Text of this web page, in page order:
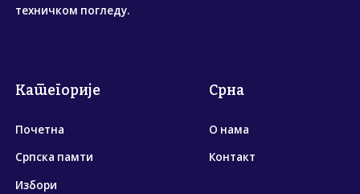
техничком погледу.
Категорије
Почетна
Српска памти
Избори
Срна
О нама
Контакт